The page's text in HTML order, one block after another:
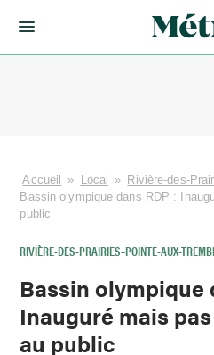
Accueil » Local » Rivière-des-
Bassin olympique dans RDP :
public
RIVIÈRE-DES-PRAIRIES–POINTE-AUX-
Bassin olympique
Inauguré mais
au public